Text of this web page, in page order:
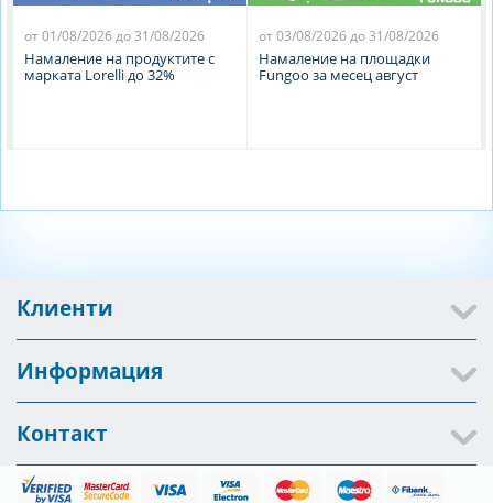
от 01/08/2026 до 31/08/2026
Намаление на продуктите с
марката Lorelli до 32%
от 03/08/2026 до 31/08/2026
Намаление на площадки
Fungoo за месец август
Клиенти
Информация
Контакт